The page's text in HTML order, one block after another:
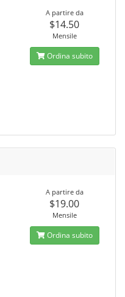
A partire da
$14.50
Mensile
Ordina subito
A partire da
$19.00
Mensile
Ordina subito